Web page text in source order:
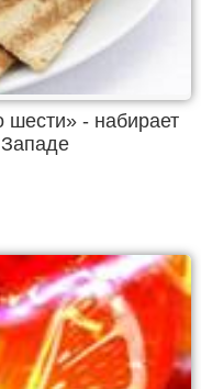
шести» - набирает